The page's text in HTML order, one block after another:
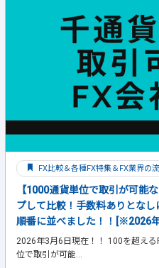
FX比較＆各種FX特集＆FX業界の
【1000通貨単位で取引が可能
プして比較！手数料ありとな
順番に並べました！！[※2026
2026年3月6日現在！！ 100を超え
位で取引が可能...